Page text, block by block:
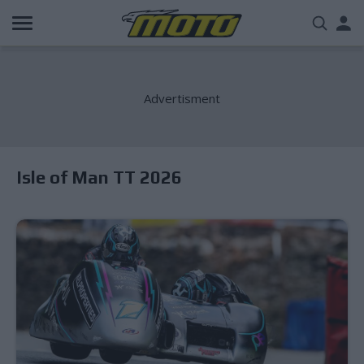
Παράκαμψη
προς
Isle of Man TT 2026